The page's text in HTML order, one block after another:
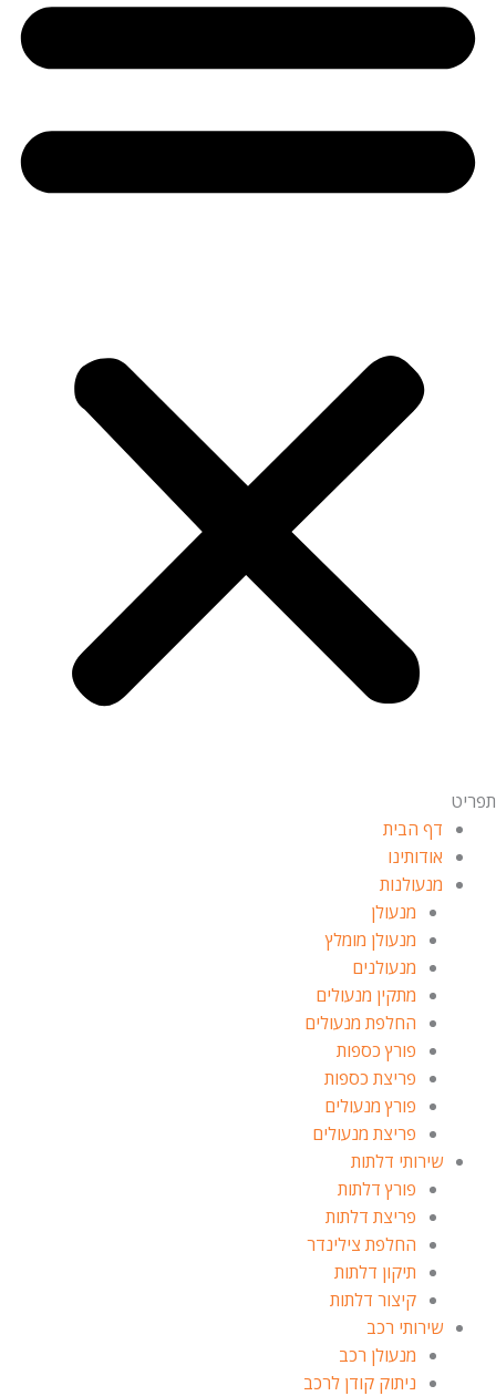
תפריט
דף הבית
אודותינו
מנעולנות
מנעולן
מנעולן מומלץ
מנעולנים
מתקין מנעולים
החלפת מנעולים
פורץ כספות
פריצת כספות
פורץ מנעולים
פריצת מנעולים
שירותי דלתות
פורץ דלתות
פריצת דלתות
החלפת צילינדר
תיקון דלתות
קיצור דלתות
שירותי רכב
מנעולן רכב
ניתוק קודן לרכב